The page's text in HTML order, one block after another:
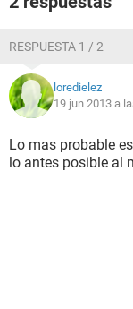
RESPUESTA 1 / 2
loredielez
19 jun 2013 a
Lo mas probable
lo antes posible al